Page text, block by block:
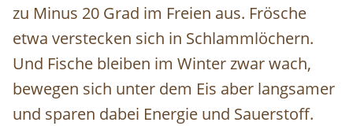
zu Minus 20 Grad im Freien aus. Frösche
etwa verstecken sich in Schlammlöchern.
Und Fische bleiben im Winter zwar wach,
bewegen sich unter dem Eis aber langsamer
und sparen dabei Energie und Sauerstoff.